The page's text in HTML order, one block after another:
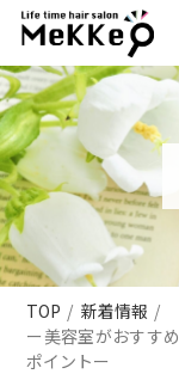
TOP
新着情報
ー美容室がおすす
ポイントー